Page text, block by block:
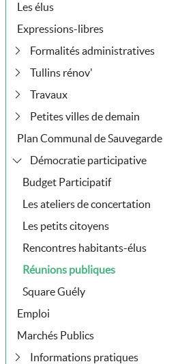
Les élus
Expressions-libres
Formalités administratives
Tullins rénov'
Travaux
Petites villes de demain
Plan Communal de Sauvegarde
Démocratie participative
Budget Participatif
Les ateliers de concertation
Les petits citoyens
Rencontres habitants-élus
Réunions publiques
Square Guély
Emploi
Marchés Publics
Informations pratiques